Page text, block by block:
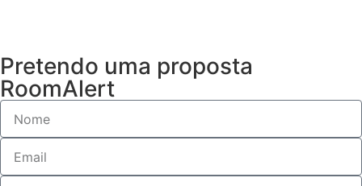
Pretendo uma proposta
RoomAlert